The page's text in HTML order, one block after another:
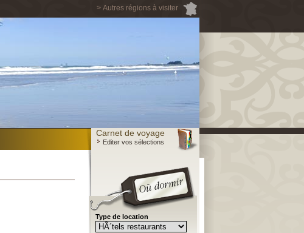
> Autres régions à visiter
Carnet de voyage
Editer vos sélections
Type de location